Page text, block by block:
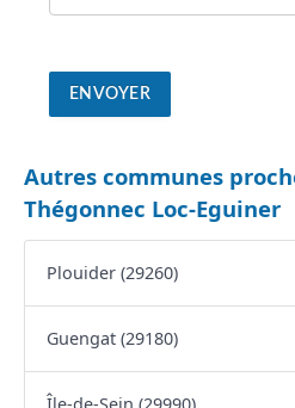
Autres communes
Thégonnec Loc-Eguiner
Plouider (29260)
Guengat (29180)